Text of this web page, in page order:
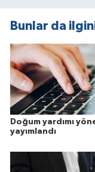
Bunlar da
Doğum yardımı
yayımlandı